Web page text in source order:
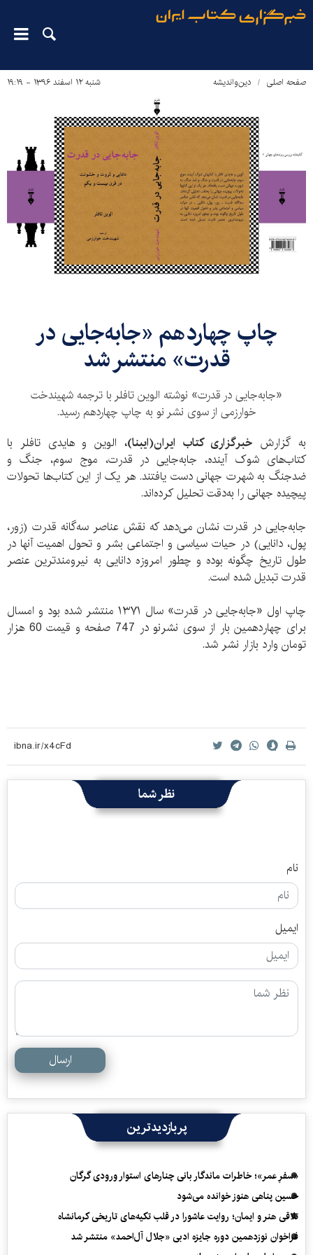
صفحه اصلی دین‌واندیشه شنبه ۱۲ اسفند ۱۳۹۶ - ۱۹:۱۹
چاپ چهاردهم «جابه‌جایی در
قدرت» منتشر شد
«جابه‌جایی در قدرت» نوشته الوین تافلر با ترجمه شهیندخت
خوارزمی از سوی نشر نو به چاپ چهاردهم رسید.
به گزارش خبرگزاری کتاب ایران(ایبنا)، الوین و هایدی تافلر با
کتاب‌های شوک آینده، جابه‌جایی در قدرت، موج سوم، جنگ و
ضد‌جنگ به شهرت جهانی دست یافتند. هر یک از این کتاب‌ها تحولات
پیچیده جهانی را به‌دقت تحلیل کرده‌اند.
جابه‌جایی در قدرت نشان می‌دهد که نقش عناصر سه‌گانه قدرت (زور،
پول، دانایی) در حیات سیاسی و اجتماعی بشر و تحول اهمیت آنها‌ در
طول تاریخ چگونه بوده و چطور امروزه دانایی به نیرومندترین عنصر
قدرت تبدیل شده است.
چاپ اول «جابه‌جایی در قدرت» سال ١٣٧١ منتشر شده بود و امسال
برای چهاردهمین بار از سوی نشرنو در 747 صفحه و قیمت 60 هزار
تومان وارد بازار نشر شد.
نظر شما
نام
ایمیل
ارسال
پربازدیدترین
«سفرِ عمر»؛ خاطرات ماندگار بانی چنارهای استوار ورودی گرگان
حسین پناهی هنوز خوانده می‌شود
تلاقی هنر و ایمان؛ روایت عاشورا در قلب تکیه‌های تاریخی کرمانشاه
فراخوان نوزدهمین دوره جایزه ادبی «جلال آل‌احمد» منتشر شد